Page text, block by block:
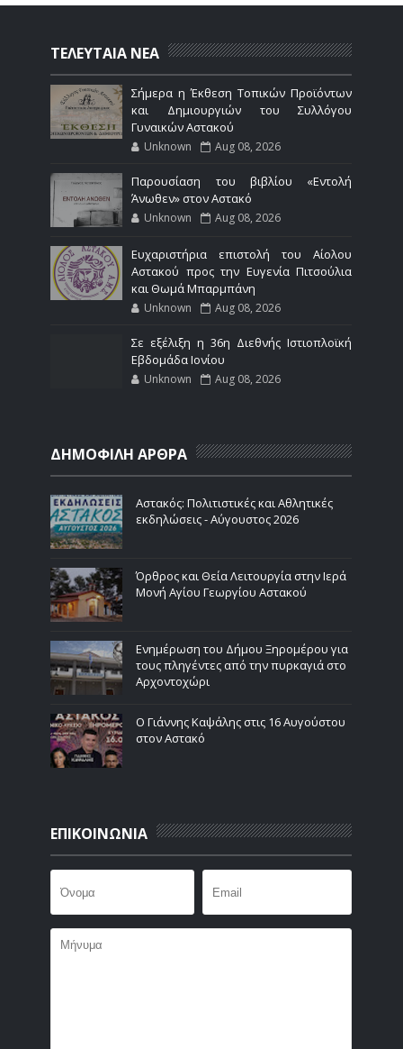
ΤΕΛΕΥΤΑΙΑ ΝΕΑ
Σήμερα η Έκθεση Τοπικών Προϊόντων
και Δημιουργιών του Συλλόγου
Γυναικών Αστακού
Unknown Aug 08, 2026
Παρουσίαση του βιβλίου «Εντολή
Άνωθεν» στον Αστακό
Unknown Aug 08, 2026
Ευχαριστήρια επιστολή του Αίολου
Αστακού προς την Ευγενία Πιτσούλια
και Θωμά Μπαρμπάνη
Unknown Aug 08, 2026
Σε εξέλιξη η 36η Διεθνής Ιστιοπλοϊκή
Εβδομάδα Ιονίου
Unknown Aug 08, 2026
ΔΗΜΟΦΙΛΗ ΑΡΘΡΑ
Αστακός: Πολιτιστικές και Αθλητικές
εκδηλώσεις - Αύγουστος 2026
Όρθρος και Θεία Λειτουργία στην Ιερά
Μονή Αγίου Γεωργίου Αστακού
Ενημέρωση του Δήμου Ξηρομέρου για
τους πληγέντες από την πυρκαγιά στο
Αρχοντοχώρι
Ο Γιάννης Καψάλης στις 16 Αυγούστου
στον Αστακό
ΕΠΙΚΟΙΝΩΝΙΑ